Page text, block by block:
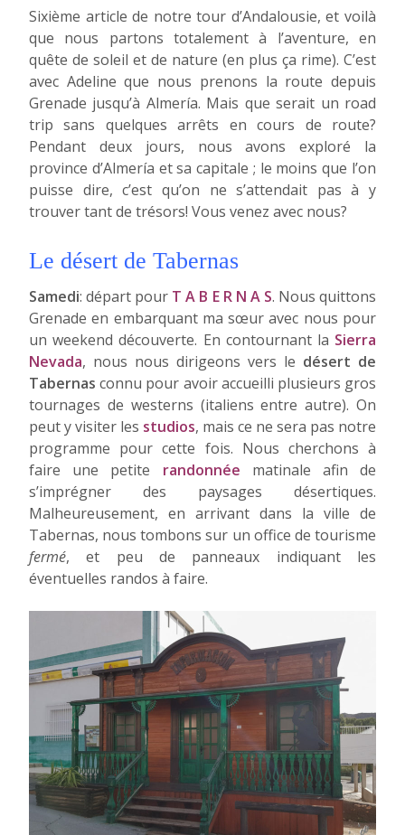
Sixième article de notre tour d’Andalousie, et voilà
que nous partons totalement à l’aventure, en
quête de soleil et de nature (en plus ça rime). C’est
avec Adeline que nous prenons la route depuis
Grenade jusqu’à Almería. Mais que serait un road
trip sans quelques arrêts en cours de route?
Pendant deux jours, nous avons exploré la
province d’Almería et sa capitale ; le moins que l’on
puisse dire, c’est qu’on ne s’attendait pas à y
trouver tant de trésors! Vous venez avec nous?
Le désert de Tabernas
Samedi: départ pour T A B E R N A S. Nous quittons
Grenade en embarquant ma sœur avec nous pour
un weekend découverte. En contournant la Sierra
Nevada, nous nous dirigeons vers le désert de
Tabernas connu pour avoir accueilli plusieurs gros
tournages de westerns (italiens entre autre). On
peut y visiter les studios, mais ce ne sera pas notre
programme pour cette fois. Nous cherchons à
faire une petite randonnée matinale afin de
s’imprégner des paysages désertiques.
Malheureusement, en arrivant dans la ville de
Tabernas, nous tombons sur un office de tourisme
fermé, et peu de panneaux indiquant les
éventuelles randos à faire.